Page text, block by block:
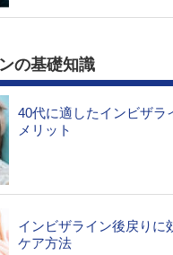
の基礎知識
40代に適したインビザラ
メリット
インビザライン後戻りに
ケア方法